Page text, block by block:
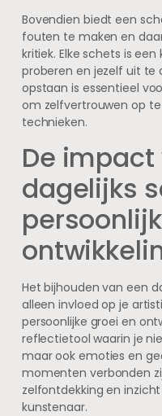
Bovendien biedt een
fouten te maken en
kritiek. Elke schets is
proberen en jezelf uit te
opstaan is essentieel
om zelfvertrouwen op
technieken.
De impact
dagelijks
Het bijhouden van een
alleen invloed op je
persoonlijke groei en
reflectietool waarin je
maar ook emoties en
momenten verbonden
zelfontdekking en
kunstenaar.